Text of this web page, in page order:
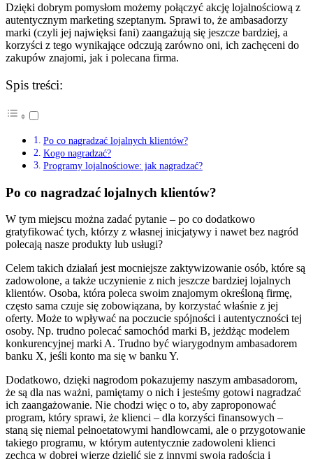
Dzięki dobrym pomysłom możemy połączyć akcję lojalnościową z
autentycznym marketing szeptanym. Sprawi to, że ambasadorzy
marki (czyli jej najwięksi fani) zaangażują się jeszcze bardziej, a
korzyści z tego wynikające odczują zarówno oni, ich zachęceni do
zakupów znajomi, jak i polecana firma.
Spis treści:
Po co nagradzać lojalnych klientów?
Kogo nagradzać?
Programy lojalnościowe: jak nagradzać?
Po co nagradzać lojalnych klientów?
W tym miejscu można zadać pytanie – po co dodatkowo
gratyfikować tych, którzy z własnej inicjatywy i nawet bez nagród
polecają nasze produkty lub usługi?
Celem takich działań jest mocniejsze zaktywizowanie osób, które są
zadowolone, a także uczynienie z nich jeszcze bardziej lojalnych
klientów. Osoba, która poleca swoim znajomym określoną firmę,
często sama czuje się zobowiązana, by korzystać właśnie z jej
oferty. Może to wpływać na poczucie spójności i autentyczności tej
osoby. Np. trudno polecać samochód marki B, jeżdżąc modelem
konkurencyjnej marki A. Trudno być wiarygodnym ambasadorem
banku X, jeśli konto ma się w banku Y.
Dodatkowo, dzięki nagrodom pokazujemy naszym ambasadorom,
że są dla nas ważni, pamiętamy o nich i jesteśmy gotowi nagradzać
ich zaangażowanie. Nie chodzi więc o to, aby zaproponować
program, który sprawi, że klienci – dla korzyści finansowych –
staną się niemal pełnoetatowymi handlowcami, ale o przygotowanie
takiego programu, w którym autentycznie zadowoleni klienci
zechcą w dobrej wierze dzielić się z innymi swoją radością i